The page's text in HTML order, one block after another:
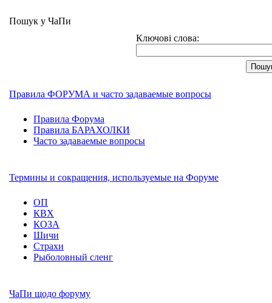
Пошук у ЧаПи
Ключові слова:
Правила ФОРУМА и часто задаваемые вопросы
Правила Форума
Правила БАРАХОЛКИ
Часто задаваемые вопросы
Термины и сокращения, используемые на Форуме
ОП
КВХ
КОЗА
Шичи
Страхи
Рыболовный сленг
ЧаПи щодо форуму